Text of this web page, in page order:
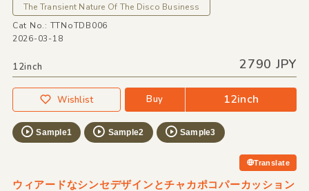
The Transient Nature Of The Disco Business
Cat No.: TTNoTDB006
2026-03-18
12inch 2790 JPY
Wishlist Buy 12inch
Sample1 Sample2 Sample3
Translate
ウィアードなシンセデザインとチャカポコパーカッション